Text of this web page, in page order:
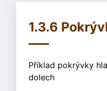
1.3.6
Příklad pokrývky
dolech